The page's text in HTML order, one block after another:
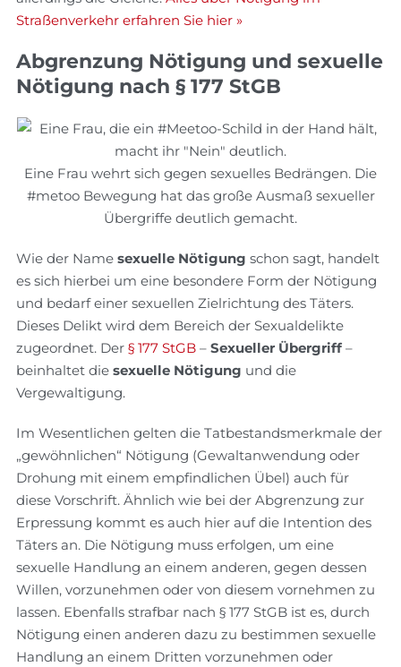
Straßenverkehr erfahren Sie hier »
Abgrenzung Nötigung und sexuelle
Nötigung nach § 177 StGB
Eine Frau wehrt sich gegen sexuelles Bedrängen. Die
#metoo Bewegung hat das große Ausmaß sexueller
Übergriffe deutlich gemacht.
Wie der Namesexuelle Nötigung schon sagt, handelt
es sich hierbei um eine besondere Form der Nötigung
und bedarf einer sexuellen Zielrichtung des Täters.
Dieses Delikt wird dem Bereich der Sexualdelikte
zugeordnet. Der§ 177 StGB –Sexueller Übergriff –
beinhaltet diesexuelle Nötigung und die
Vergewaltigung.
Im Wesentlichen gelten die Tatbestandsmerkmale der
„gewöhnlichen“ Nötigung (Gewaltanwendung oder
Drohung mit einem empfindlichen Übel) auch für
diese Vorschrift. Ähnlich wie bei der Abgrenzung zur
Erpressung kommt es auch hier auf die Intention des
Täters an. Die Nötigung muss erfolgen, um eine
sexuelle Handlung an einem anderen, gegen dessen
Willen, vorzunehmen oder von diesem vornehmen zu
lassen. Ebenfalls strafbar nach § 177 StGB ist es, durch
Nötigung einen anderen dazu zu bestimmen sexuelle
Handlung an einem Dritten vorzunehmen oder